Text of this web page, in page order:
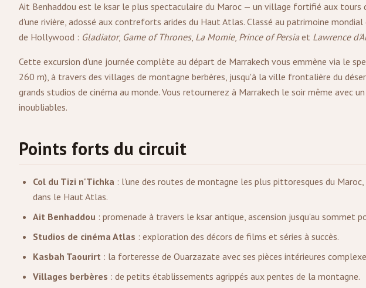
Ait Benhaddou est le ksar le plus spectaculaire du Maroc — un village fortifié aux tours
d'une rivière, adossé aux contreforts arides du Haut Atlas. Classé au patrimoine
de Hollywood : Gladiator, Game of Thrones, La Momie, Prince of Persiaet Lawrence
Cette excursion d'une journée complète au départ de Marrakech vous emmène via le
260 m), à travers des villages de montagne berbères, jusqu'à la ville frontalière du
grands studios de cinéma au monde. Vous retournerez à Marrakech le soir même avec
inoubliables.
Points forts du circuit
Col du Tizi n'Tichka : l'une des routes de montagne les plus pittoresques du
dans le Haut Atlas.
Ait Benhaddou : promenade à travers le ksar antique, ascension jusqu'au sommet
Studios de cinéma Atlas : exploration des décors de films et séries à succès.
Kasbah Taourirt : la forteresse de Ouarzazate avec ses pièces intérieures
Villages berbères : de petits établissements agrippés aux pentes de la montagne.